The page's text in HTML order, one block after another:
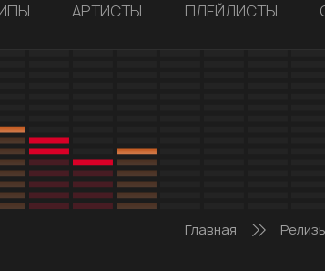
АРТИСТЫ ПЛЕЙЛИСТЫ
Главная